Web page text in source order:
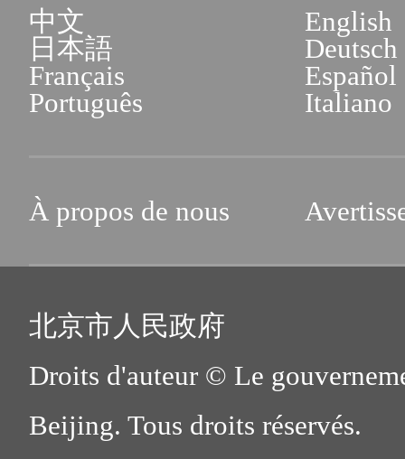
中文
English
日本語
Deutsch
Français
Español
Português
Italiano
À propos de nous
北京市人民政府
Droits d'auteur © Le
Beijing. Tous droits réservés.